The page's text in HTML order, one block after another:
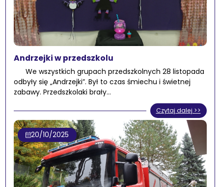
Andrzejki w przedszkolu
We wszystkich grupach przedszkolnych 28 listopada
odbyły się „Andrzejki”. Był to czas śmiechu i świetnej
zabawy. Przedszkolaki brały…
Czytaj dalej >>
20/10/2025